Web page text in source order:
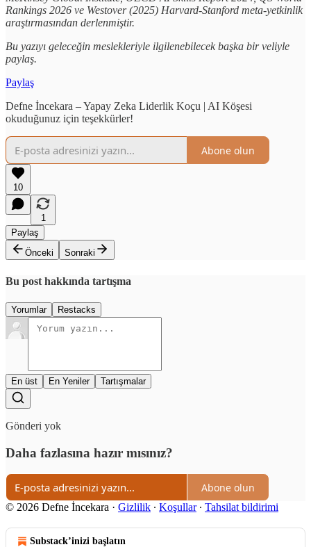
Rankings 2026 ve Westover (2025) Harvard-Stanford meta-yetkinlik
araştırmasından derlenmiştir.
Bu yazıyı geleceğin meslekleriyle ilgilenebilecek başka bir veliyle
paylaş.
Paylaş
Defne İncekara – Yapay Zeka Liderlik Koçu | AI Köşesi
okuduğunuz için teşekkürler!
Abone olun
10
1
Paylaş
Önceki
Sonraki
Bu post hakkında tartışma
Yorumlar Restacks
En üst En Yeniler Tartışmalar
Gönderi yok
Daha fazlasına hazır mısınız?
Abone olun
© 2026 Defne İncekara · Gizlilik ∙ Koşullar∙ Tahsilat bildirimi
Substack’inizi başlatın